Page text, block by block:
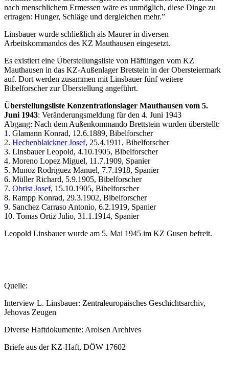
nach menschlichem Ermessen wäre es unmöglich, diese Dinge zu
ertragen: Hunger, Schläge und dergleichen mehr.”
Linsbauer wurde schließlich als Maurer in diversen
Arbeitskommandos des KZ Mauthausen eingesetzt.
Es existiert eine Überstellungsliste von Häftlingen vom KZ
Mauthausen in das KZ-Außenlager Bretstein in der Obersteiermark
auf. Dort werden zusammen mit Linsbauer fünf weitere
Bibelforscher zur Überstellung angeführt.
Überstellungsliste Konzentrationslager Mauthausen vom 5.
Juni 1943: Veränderungsmeldung für den 4. Juni 1943
Abgang: Nach dem Außenkommando Brettstein wurden überstellt:
1. Glamann Konrad, 12.6.1889, Bibelforscher
2. Hechenblaickner Josef, 25.4.1911, Bibelforscher
3. Linsbauer Leopold, 4.10.1905, Bibelforscher
4. Moreno Lopez Miguel, 11.7.1909, Spanier
5. Munoz Rodriguez Manuel, 7.7.1918, Spanier
6. Müller Richard, 5.9.1905, Bibelforscher
7. Obrist Josef, 15.10.1905, Bibelforscher
8. Rampp Konrad, 29.3.1902, Bibelforscher
9. Sanchez Carraso Antonio, 6.2.1919, Spanier
10. Tomas Ortiz Julio, 31.1.1914, Spanier
Leopold Linsbauer wurde am 5. Mai 1945 im KZ Gusen befreit.
Quelle:
Interview L. Linsbauer: Zentraleuropäisches Geschichtsarchiv,
Jehovas Zeugen
Diverse Haftdokumente: Arolsen Archives
Briefe aus der KZ-Haft, DÖW 17602